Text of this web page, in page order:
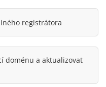
registrátora
doménu a aktualizovat